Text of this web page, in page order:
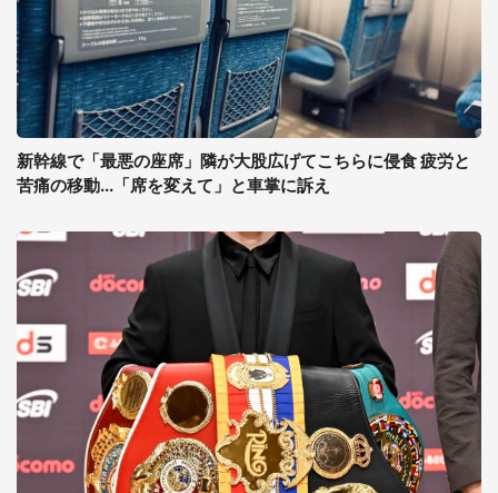
新幹線で「最悪の座席」隣が大股広げてこちらに侵食 疲労と
苦痛の移動...「席を変えて」と車掌に訴え